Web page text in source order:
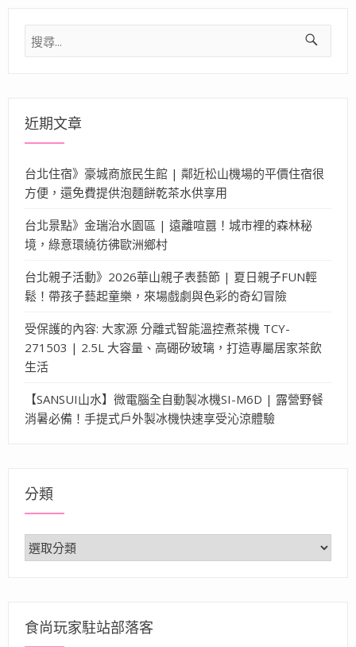
搜
尋
近期文章
台北住宿》豪城商旅民生館 | 鄰近松山機場的平價住宿很
方便，還免費提供泡麵餅乾茶水供享用
台北景點》金瑞治水園區 | 遠離喧囂！城市裡的森林秘
境，綠意環繞彷彿歐洲鄉村
台北親子活動》2026華山親子表藝節 | 夏日親子FUN輕
鬆！帶孩子藝起童樂，來場戲劇與色彩的奇幻冒險
受保護的內容: 大家源 分離式智能溫控煮茶機 TCY-
271503 | 2.5L 大容量、高硼矽玻璃，打造專屬居家茶飲
生活
【SANSUI山水】微電腦全自動製冰機SI-M6D | 露營野餐
消暑必備！手提式戶外製冰機快速享受沁涼體驗
分類
分
類
食尚玩家駐站部落客